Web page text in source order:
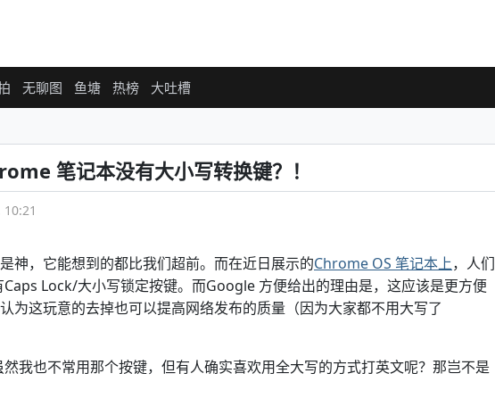
无聊图 鱼塘 热榜 大吐槽
笔记本没有大小写转换键？！
神，它能想到的都比我们超前。而在近日展示的Chrome OS 笔记本上，人们
Caps Lock/大小写锁定按键。而Google 方便给出的理由是，这应该是更方便
为这玩意的去掉也可以提高网络发布的质量（因为大家都不用大写了
我也不常用那个按键，但有人确实喜欢用全大写的方式打英文呢？那岂不是